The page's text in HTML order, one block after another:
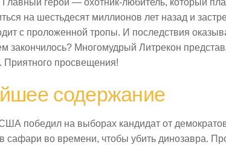
герой — охотник-любитель, который
на шестьдесят миллионов лет назад и
с проложенной тропы. И последствия
закончилось? Многомудрый Литрекон
Приятного просвещения!
содержание
победил на выборах кандидат от
сафари во времени, чтобы убить динозавра.